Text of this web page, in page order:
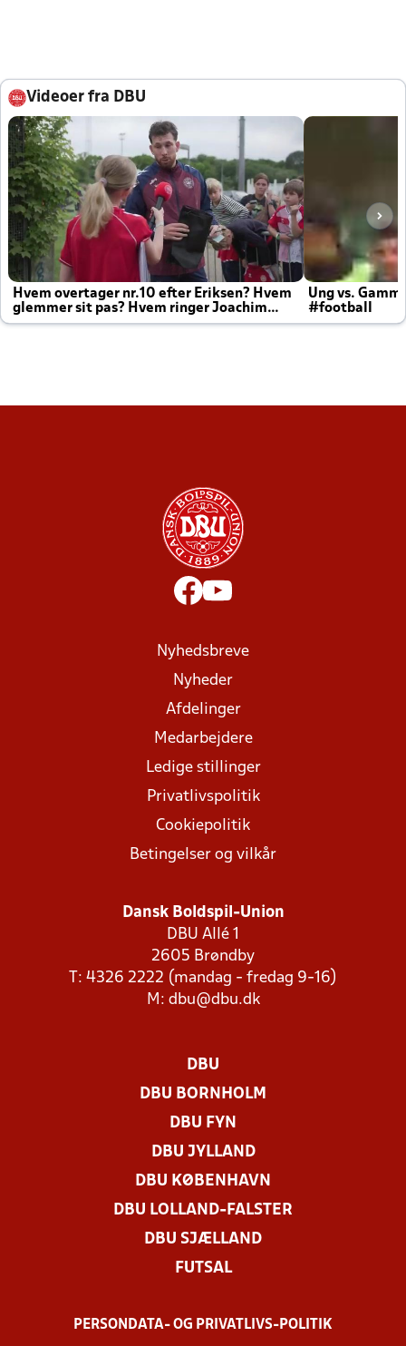
Videoer fra DBU
Hvem overtager nr.10 efter Eriksen? Hvem
glemmer sit pas? Hvem ringer Joachim
altid til efter kampe?
Ung vs.
#football
Nyhedsbreve
Nyheder
Afdelinger
Medarbejdere
Ledige stillinger
Privatlivspolitik
Cookiepolitik
Betingelser og vilkår
Dansk Boldspil-Union
DBU Allé 1
2605 Brøndby
T: 4326 2222 (mandag - fredag 9-16)
M: dbu@dbu.dk
DBU
DBU BORNHOLM
DBU FYN
DBU JYLLAND
DBU KØBENHAVN
DBU LOLLAND-FALSTER
DBU SJÆLLAND
FUTSAL
PERSONDATA- OG PRIVATLIVS-POLITIK